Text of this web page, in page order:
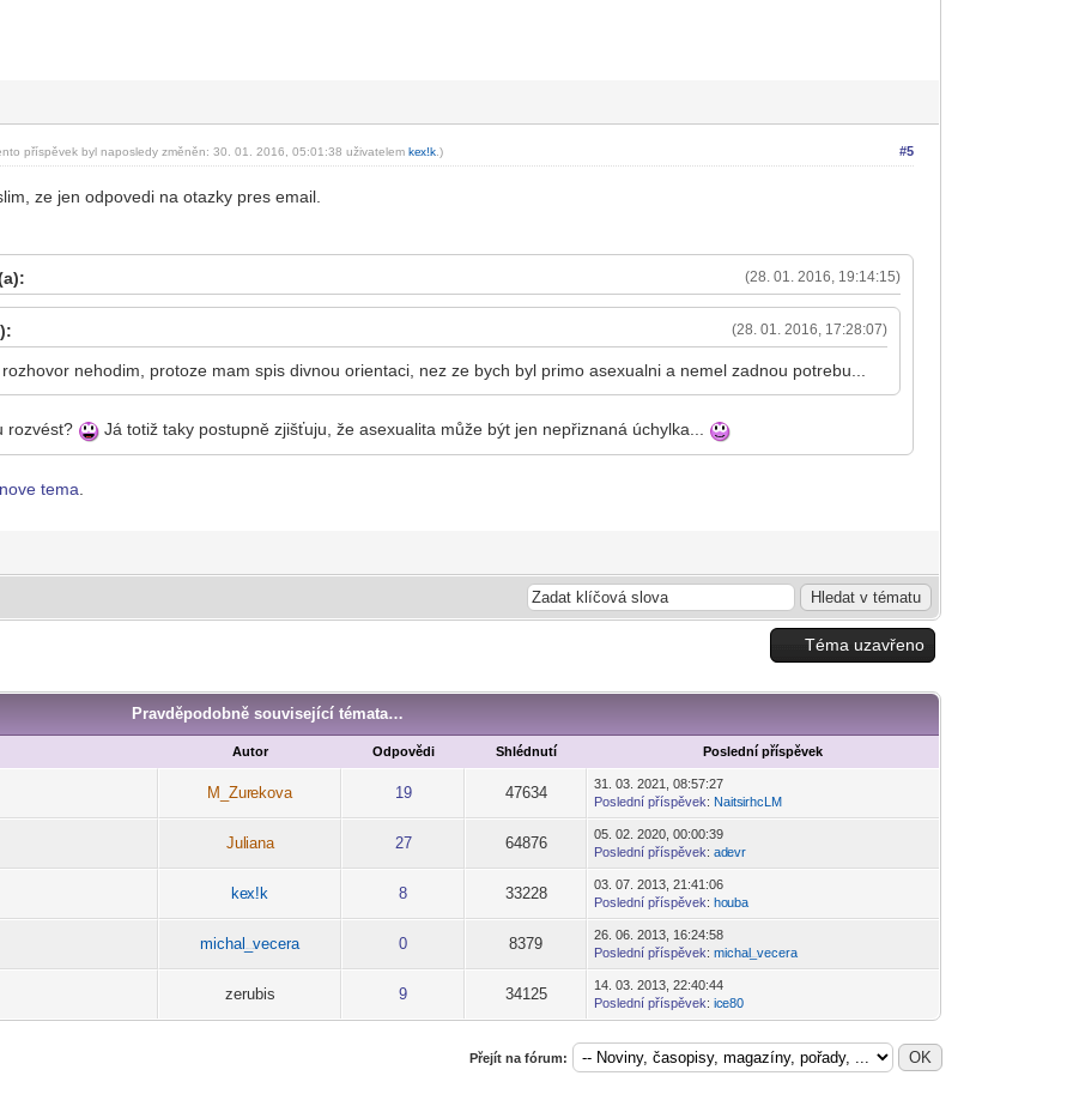
#5
příspěvek byl naposledy změněn: 30. 01. 2016, 05:01:38 uživatelem kex!k.)
ze jen odpovedi na otazky pres email.
(28. 01. 2016, 19:14:15)
(28. 01. 2016, 17:28:07)
nehodim, protoze mam spis divnou orientaci, nez ze bych byl primo asexualni a nemel zadnou potrebu...
rozvést? Já totiž taky postupně zjišťuju, že asexualita může být jen nepřiznaná úchylka...
nove tema
Téma uzavřeno
Pravděpodobně související témata…
Autor Odpovědi Shlédnutí Poslední příspěvek
M_Zurekova 19 47634
31. 03. 2021, 08:57:27
Poslední příspěvek: NaitsirhcLM
Juliana 27 64876
05. 02. 2020, 00:00:39
Poslední příspěvek:adevr
kex!k 8 33228
03. 07. 2013, 21:41:06
Poslední příspěvek:houba
michal _vecera 0 8379
26. 06. 2013, 16:24:58
Poslední příspěvek:michal_vecera
zerubis 9 34125
14. 03. 2013, 22:40:44
Poslední příspěvek:ice80
Přejít na fórum: